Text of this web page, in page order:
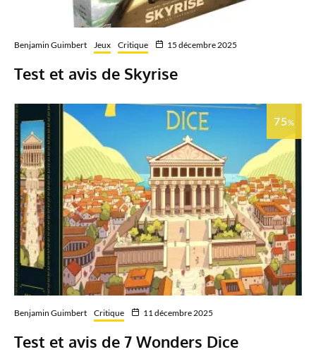
Benjamin Guimbert Jeux Critique 15 décembre 2025
Test et avis de Skyrise
75%
Benjamin Guimbert Critique 11 décembre 2025
Test et avis de 7 Wonders Dice